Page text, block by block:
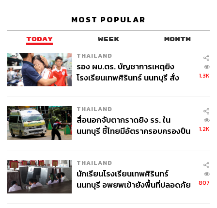
MOST POPULAR
TODAY WEEK MONTH
THAILAND
รอง ผบ.ตร. บัญชาการเหตุยิง
โรงเรียนเทพศิรินทร์ นนทบุรี สั่ง
1.3K
THAILAND
สื่อนอกจับตากราดยิง รร. ใน
นนทบุรี ชี้ไทยมีอัตราครอบครองปืน
1.2K
THAILAND
นักเรียนโรงเรียนเทพศิรินทร์
นนทบุรี อพยพเข้ายังพื้นที่ปลอดภัย
807